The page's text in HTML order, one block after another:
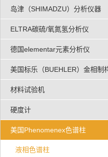
岛津（SHIMADZU）分析仪器
ELTRA碳硫/氧氮氢分析仪
德国elementar元素分析仪
美国标乐（BUEHLER）金相制
材料试验机
硬度计
美国Phenomenex色谱柱
液相色谱柱